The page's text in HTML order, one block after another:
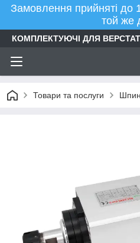
Замовлення прийняті до
той же
КОМПЛЕКТУЮЧІ ДЛЯ
Товари та послуги